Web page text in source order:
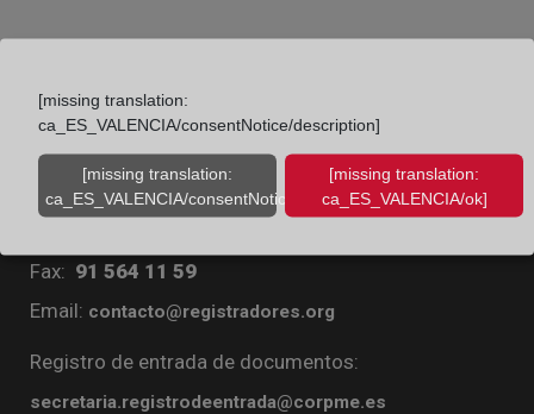
Colegio de Registradores
Diego de León, 21. 28006 Madrid
Fax: 91 564 11 59
Email: contacto@registradores.org
Registro de entrada de documentos:
secretaria.registrodeentrada@corpme.es
[missing translation:
ca_ES_VALENCIA/consentNotice/description]
[missing translation:
ca_ES_VALENCIA/consentNotice/learnMore]
[missing translation:
ca_ES_VALENCIA/ok]